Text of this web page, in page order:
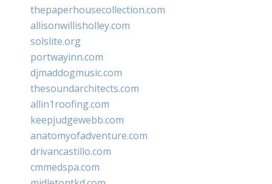
thepaperhousecollection.com
allisonwillisholley.com
solslite.org
portwayinn.com
djmaddogmusic.com
thesoundarchitects.com
allin1roofing.com
keepjudgewebb.com
anatomyofadventure.com
drivancastillo.com
cmmedspa.com